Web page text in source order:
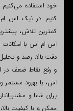
خود استفاده
کمترین تلاش،
اس ام اس با امکانات
دقت بالا، رصد و
و رفع نقاط ضعف در
اس، با بهبود مستمر
برای شما و
ممکن و با کیفیت